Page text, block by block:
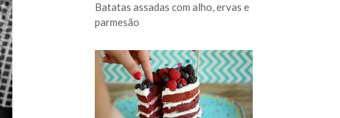
Batatas assadas com alho, ervas e
parmesão